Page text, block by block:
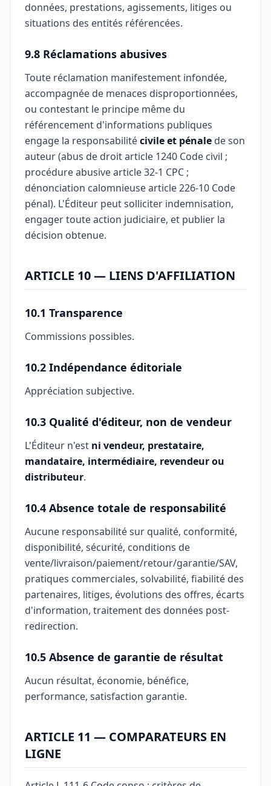
données, prestations, agissements, litiges ou
situations des entités référencées.
9.8 Réclamations abusives
Toute réclamation manifestement infondée,
accompagnée de menaces disproportionnées,
ou contestant le principe même du
référencement d'informations publiques
engage la responsabilitécivile et pénale de son
auteur (abus de droit article 1240 Code civil ;
procédure abusive article 32-1 CPC ;
dénonciation calomnieuse article 226-10 Code
pénal). L'Éditeur peut solliciter indemnisation,
engager toute action judiciaire, et publier la
décision obtenue.
ARTICLE 10 — LIENS D'AFFILIATION
10.1 Transparence
Commissions possibles.
10.2 Indépendance éditoriale
Appréciation subjective.
10.3 Qualité d'éditeur, non de vendeur
L'Éditeur n'est ni vendeur, prestataire,
mandataire, intermédiaire, revendeur ou
distributeur.
10.4 Absence totale de responsabilité
Aucune responsabilité sur qualité, conformité,
disponibilité, sécurité, conditions de
vente/livraison/paiement/retour/garantie/SAV,
pratiques commerciales, solvabilité, fiabilité des
partenaires, litiges, évolutions des offres, écarts
d'information, traitement des données post-
redirection.
10.5 Absence de garantie de résultat
Aucun résultat, économie, bénéfice,
performance, satisfaction garantie.
ARTICLE 11 — COMPARATEURS EN
LIGNE